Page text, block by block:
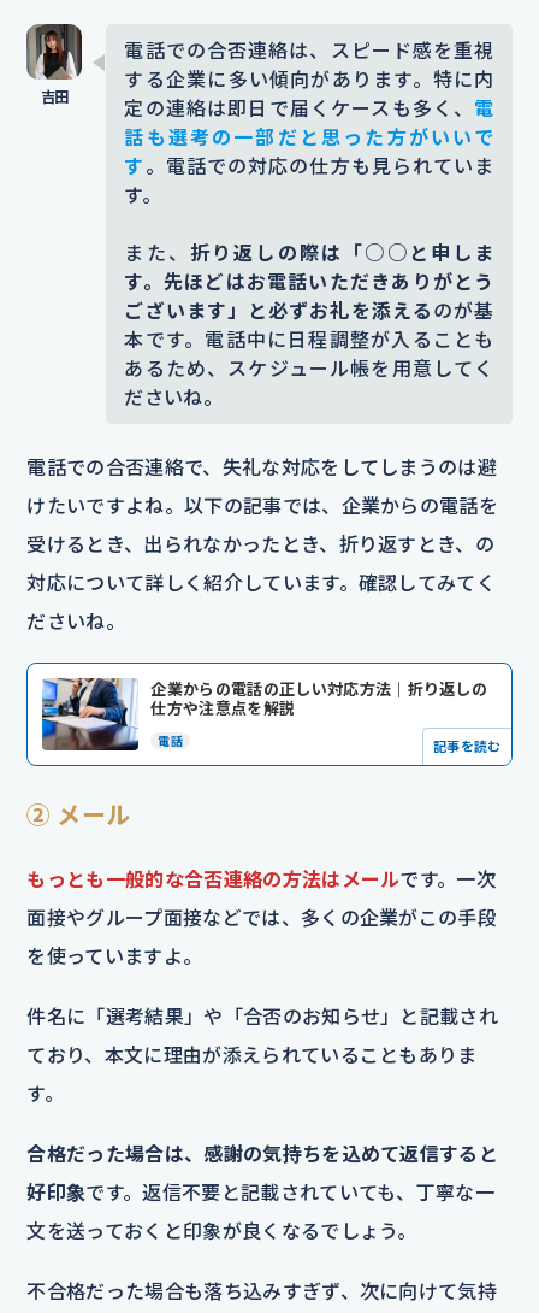
電話での合否連絡は、スピード感を重視
する企業に多い傾向があります。特に内
定の連絡は即日で届くケースも多く、 電
話も選考の一部だと思った方がいいで
す 。電話での対応の仕方も見られていま
す。
また、 折り返しの際は「○○と申しま
す。先ほどはお電話いただきありがとう
ございます」と必ずお礼を添える のが基
本です。電話中に日程調整が入ることも
あるため、スケジュール帳を用意してく
ださいね。
電話での合否連絡で、失礼な対応をしてしまうのは避
けたいですよね。以下の記事では、企業からの電話を
受けるとき、出られなかったとき、折り返すとき、の
対応について詳しく紹介しています。確認してみてく
ださいね。
企業からの電話の正しい対応方法｜折り返しの
仕方や注意点を解説
電話 記事を読む
② メール
もっとも一般的な合否連絡の方法はメールです。一次
面接やグループ面接などでは、多くの企業がこの手段
を使っていますよ。
件名に「選考結果」や「合否のお知らせ」と記載され
ており、本文に理由が添えられていることもありま
す。
合格だった場合は、感謝の気持ちを込めて返信すると
好印象です。返信不要と記載されていても、丁寧な一
文を送っておくと印象が良くなるでしょう。
不合格だった場合も落ち込みすぎず、次に向けて気持